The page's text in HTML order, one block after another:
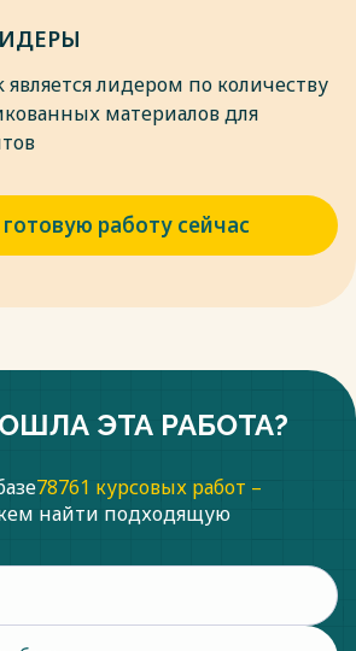
является лидером по количеству
материалов для
работу сейчас
ЭТА РАБОТА?
78761 курсовых работ –
найти подходящую